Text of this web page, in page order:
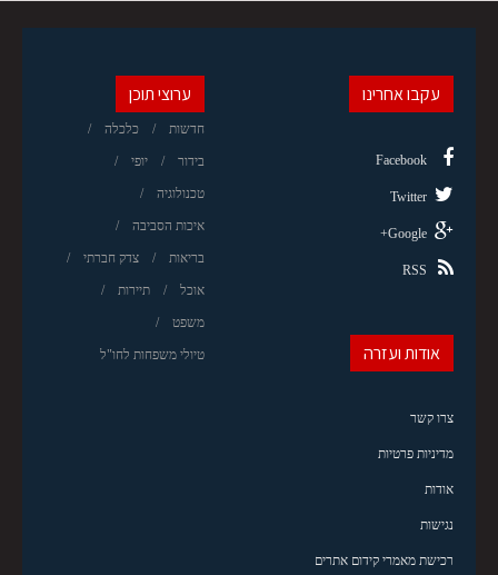
ערוצי תוכן
חדשות כלכלה
בידור יופי
טכנולוגיה
איכות הסביבה
בריאות צדק חברתי
אוכל תיירות
משפט
טיולי משפחות לחו"ל
עקבו אחרינו
Facebook
Twitter
Google+
RSS
אודות ועזרה
צרו קשר
מדיניות פרטיות
אודות
נגישות
רכישת מאמרי קידום אתרים